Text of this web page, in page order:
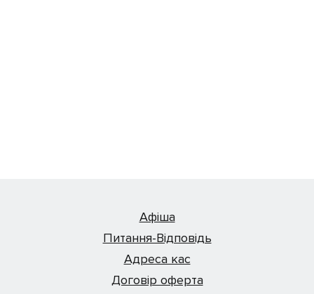
Афіша
Питання-Відповідь
Адреса кас
Договір оферта